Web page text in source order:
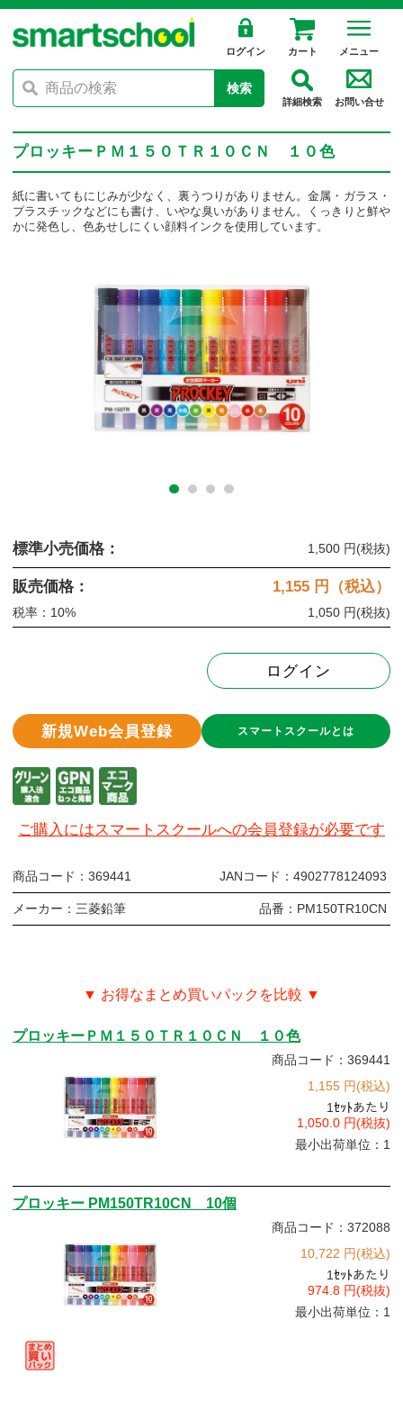
ログイン カート メニュー
検索
詳細検索 お問い合せ
プロッキーＰＭ１５０ＴＲ１０ＣＮ １０色
紙に書いてもにじみが少なく、裏うつりがありません。金属・ガラス・
プラスチックなどにも書け、いやな臭いがありません。くっきりと鮮や
かに発色し、色あせしにくい顔料インクを使用しています。
標準小売価格： 1,500 円(税抜)
販売価格： 1,155 円（税込）
税率：10% 1,050 円(税抜)
ログイン
新規Web会員登録 スマートスクールとは
ご購入にはスマートスクールへの会員登録が必要です
商品コード： 369441 JANコード： 4902778124093
メーカー： 三菱鉛筆 品番： PM150TR10CN
▼ お得なまとめ買いパックを比較 ▼
プロッキーＰＭ１５０ＴＲ１０ＣＮ １０色
商品コード：369441
1,155 円(税込)
1ｾｯﾄあたり
1,050.0 円(税抜)
最小出荷単位：1
プロッキー PM150TR10CN 10個
商品コード：372088
10,722 円(税込)
1ｾｯﾄあたり
974.8 円(税抜)
最小出荷単位：1